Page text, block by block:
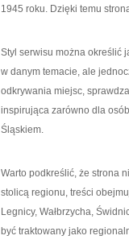
1945 roku. Dzięki temu
Styl serwisu można określić
w danym temacie, ale
odkrywania miejsc,
inspirująca zarówno dla
Śląskiem.
Warto podkreślić, że strona
stolicą regionu, treści
Legnicy, Wałbrzycha,
być traktowany jako